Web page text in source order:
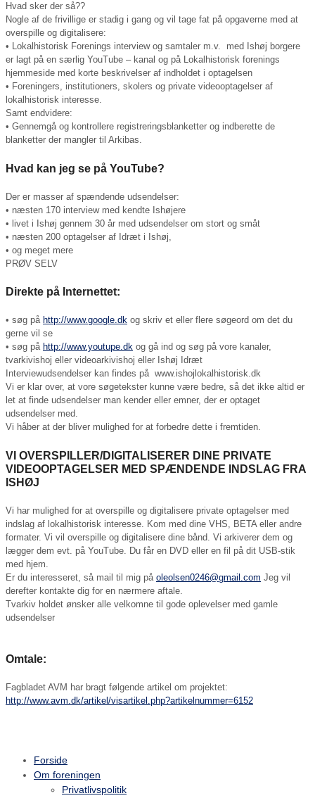
Hvad sker der så??
Nogle af de frivillige er stadig i gang og vil tage fat på opgaverne med at
overspille og digitalisere:
• Lokalhistorisk Forenings interview og samtaler m.v. med Ishøj borgere
er lagt på en særlig YouTube – kanal og på Lokalhistorisk forenings
hjemmeside med korte beskrivelser af indholdet i optagelsen
• Foreningers, institutioners, skolers og private videooptagelser af
lokalhistorisk interesse.
Samt endvidere:
• Gennemgå og kontrollere registreringsblanketter og indberette de
blanketter der mangler til Arkibas.
Hvad kan jeg se på YouTube?
Der er masser af spændende udsendelser:
• næsten 170 interview med kendte Ishøjere
• livet i Ishøj gennem 30 år med udsendelser om stort og småt
• næsten 200 optagelser af Idræt i Ishøj,
• og meget mere
PRØV SELV
Direkte på Internettet:
• søg på http://www.google.dk og skriv et eller flere søgeord om det du
gerne vil se
• søg på http://www.youtupe.dk og gå ind og søg på vore kanaler,
tvarkivishoj eller videoarkivishoj eller Ishøj Idræt
Interviewudsendelser kan findes på www.ishojlokalhistorisk.dk
Vi er klar over, at vore søgetekster kunne være bedre, så det ikke altid er
let at finde udsendelser man kender eller emner, der er optaget
udsendelser med.
Vi håber at der bliver mulighed for at forbedre dette i fremtiden.
VI OVERSPILLER/DIGITALISERER DINE PRIVATE
VIDEOOPTAGELSER MED SPÆNDENDE INDSLAG FRA
ISHØJ
Vi har mulighed for at overspille og digitalisere private optagelser med
indslag af lokalhistorisk interesse. Kom med dine VHS, BETA eller andre
formater. Vi vil overspille og digitalisere dine bånd. Vi arkiverer dem og
lægger dem evt. på YouTube. Du får en DVD eller en fil på dit USB-stik
med hjem.
Er du interesseret, så mail til mig på oleolsen0246@gmail.com Jeg vil
derefter kontakte dig for en nærmere aftale.
Tvarkiv holdet ønsker alle velkomne til gode oplevelser med gamle
udsendelser
Omtale:
Fagbladet AVM har bragt følgende artikel om projektet:
http://www.avm.dk/artikel/visartikel.php?artikelnummer=6152
Forside
Om foreningen
Privatlivspolitik